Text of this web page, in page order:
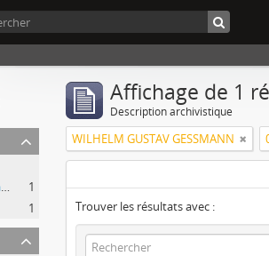
INPI - Instituto Nacional da Propriedade Industrial
1
1
Affichage de 1
Description archivistique
WILHELM GUSTAV GESSMANN
Trouver les résultats avec :